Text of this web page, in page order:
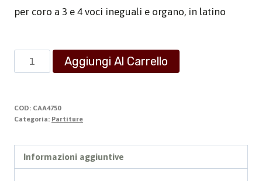
per coro a 3 e 4 voci ineguali e organo, in latino
Libro
Mottetti
quantità
Aggiungi Al Carrello
COD: CAA4750
Categoria: Partiture
Informazioni aggiuntive